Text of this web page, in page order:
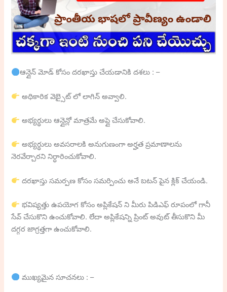
ఆన్లైన్ మోడ్ కోసం దరఖాస్తు చేయడానికి దశలు : –
అధికారిక వెబ్సైట్ లో లాగిన్ అవ్వాలి.
అభ్యర్థులు ఆన్లైన్లో మాత్రమే అప్లై చేసుకోవాలి.
అభ్యర్థులు అవసరాలకి అనుగుణంగా అర్హత ప్రమాణాలను
నెరవేర్చారని నిర్ధారించుకోవాలి.
దరఖాస్తు సమర్పణ కోసం సమర్పించు అనే బటన్ పైన క్లిక్ చేయండి.
భవిష్యత్తు ఉపయోగ కోసం అప్లికేషన్ ని మీరు పిడిఎఫ్ రూపంలో గానీ
సేవ్ చేసుకొని ఉంచుకోవాలి. లేదా అప్లికేషన్ని ప్రింట్ అవుట్ తీసుకొని మీ
దగ్గర జాగ్రత్తగా ఉంచుకోవాలి.
ముఖ్యమైన సూచనలు : –